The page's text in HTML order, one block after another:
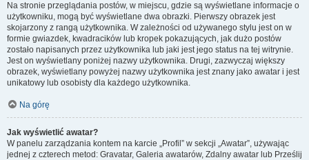
Na stronie przeglądania postów, w miejscu, gdzie są wyświetlane informacje o
użytkowniku, mogą być wyświetlane dwa obrazki. Pierwszy obrazek jest
skojarzony z rangą użytkownika. W zależności od używanego stylu jest on w
formie gwiazdek, kwadracików lub kropek pokazujących, jak dużo postów
zostało napisanych przez użytkownika lub jaki jest jego status na tej witrynie.
Jest on wyświetlany poniżej nazwy użytkownika. Drugi, zazwyczaj większy
obrazek, wyświetlany powyżej nazwy użytkownika jest znany jako awatar i jest
unikatowy lub osobisty dla każdego użytkownika.
Na górę
Jak wyświetlić awatar?
W panelu zarządzania kontem na karcie „Profil” w sekcji „Awatar”, używając
jednej z czterech metod: Gravatar, Galeria awatarów, Zdalny awatar lub Prześlij